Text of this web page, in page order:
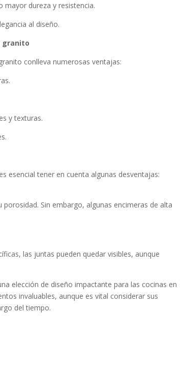
mayor dureza y resistencia.
al diseño.
granito
conlleva numerosas ventajas:
y texturas.
esencial tener en cuenta algunas desventajas:
Sin embargo, algunas encimeras de alta
las juntas pueden quedar visibles, aunque
elección de diseño impactante para las cocinas en
invaluables, aunque es vital considerar sus
del tiempo.